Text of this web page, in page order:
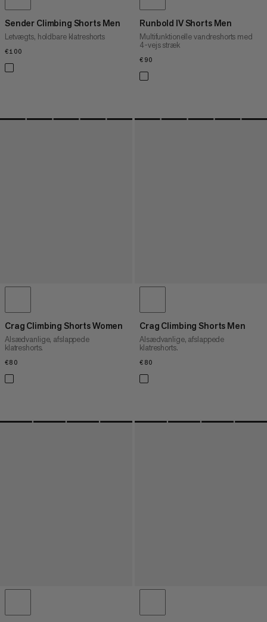
Sender Climbing Shorts Men
Letvægts, holdbare klatreshorts
€100
Runbold IV Shorts Men
Multifunktionelle vandreshorts med
4-vejs stræk
€90
Crag Climbing Shorts Women
Alsædvanlige, afslappede
klatreshorts.
€80
Crag Climbing Shorts Men
Alsædvanlige, afslappede
klatreshorts.
€80